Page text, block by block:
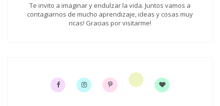
Te invito a imaginar y endulzar la vida. Juntos vamos a
contagiarnos de mucho aprendizaje, ideas y cosas muy
ricas! Gracias por visitarme!